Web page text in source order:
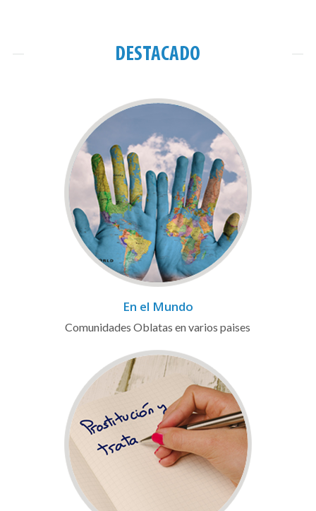
DESTACADO
En el Mundo
Comunidades Oblatas en varios paises